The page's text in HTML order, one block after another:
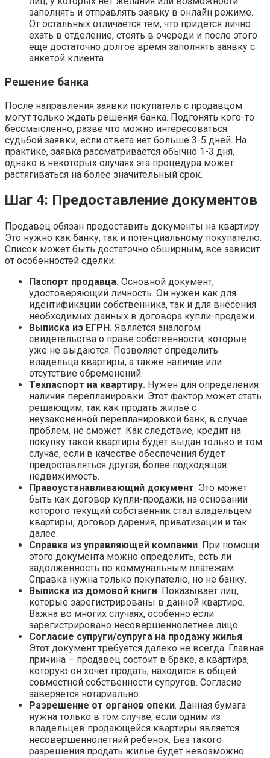
заполнять и отправлять заявку в онлайн режиме.
От остальных отличается тем, что придется лично
ехать в отделение, стоять в очереди и после этого
еще достаточно долгое время заполнять заявку с
анкетой клиента.
Решение банка
После направления заявки покупатель с продавцом
могут только ждать решения банка. Подгонять кого-то
бессмысленно, разве что можно интересоваться
судьбой заявки, если ответа нет больше 3-5 дней. На
практике, заявка рассматривается обычно 1-3 дня,
однако в некоторых случаях эта процедура может
растягиваться на более значительный срок.
Шаг 4: Предоставление документов
Продавец обязан предоставить документы на квартиру.
Это нужно как банку, так и потенциальному покупателю.
Список может быть достаточно обширным, все зависит
от особенностей сделки:
Паспорт продавца. Основной документ,
удостоверяющий личность. Он нужен как для
идентификации собственника, так и для внесения
необходимых данных в договора купли-продажи.
Выписка из ЕГРН. Является аналогом
свидетельства о праве собственности, которые
уже не выдаются. Позволяет определить
владельца квартиры, а также наличие или
отсутствие обременений.
Техпаспорт на квартиру. Нужен для определения
наличия перепланировки. Этот фактор может стать
решающим, так как продать жилье с
неузаконенной перепланировкой банк, в случае
проблем, не сможет. Как следствие, кредит на
покупку такой квартиры будет выдан только в том
случае, если в качестве обеспечения будет
предоставляться другая, более подходящая
недвижимость.
Правоустанавливающий документ. Это может
быть как договор купли-продажи, на основании
которого текущий собственник стал владельцем
квартиры, договор дарения, приватизации и так
далее.
Справка из управляющей компании. При помощи
этого документа можно определить, есть ли
задолженность по коммунальным платежам.
Справка нужна только покупателю, но не банку.
Выписка из домовой книги. Показывает лиц,
которые зарегистрированы в данной квартире.
Важна во многих случаях, особенно если
зарегистрировано несовершеннолетнее лицо.
Согласие супруги/супруга на продажу жилья.
Этот документ требуется далеко не всегда. Главная
причина – продавец состоит в браке, а квартира,
которую он хочет продать, находится в общей
совместной собственности супругов. Согласие
заверяется нотариально.
Разрешение от органов опеки. Данная бумага
нужна только в том случае, если одним из
владельцев продающейся квартиры является
несовершеннолетний ребенок. Без такого
разрешения продать жилье будет невозможно.